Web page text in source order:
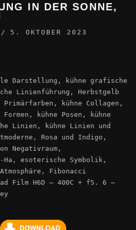
IN DER SONNE,
5. OKTOBER 2023
Darstellung, kühne grafische
Linienführung, Herbstgelb
Primärfarben, kühne Collagen,
kühne Posen, kühne
Linien, kühne Linien und
Rosa und Indigo,
Negativraum,
Ha, esoterische Symbolik,
Fibonacci
Film H6D – 400C + f5. 6 –